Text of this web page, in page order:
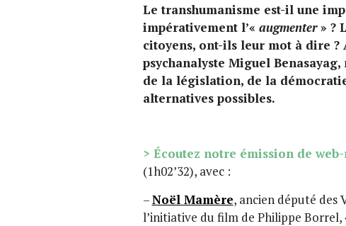
Le transhumanisme est-il une
impérativement l’« augmenter» ?
citoyens, ont-ils leur mot à dire ?
psychanalyste Miguel
de la législation, de la
alternatives possibles.
> Écoutez notre émission de
(1h02’32), avec :
–Noël Mamère, ancien député des
l’initiative du film de Philippe Borrel,